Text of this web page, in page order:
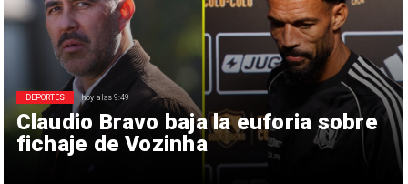
Claudio Bravo baja la euforia sobre
fichaje de Vozinha
DEPORTES hoy a las 9:49